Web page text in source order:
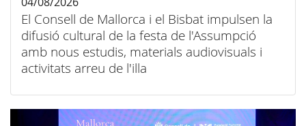
El Consell de Mallorca i el Bisbat impulsen la
difusió cultural de la festa de l'Assumpció
amb nous estudis, materials audiovisuals i
activitats arreu de l'illa